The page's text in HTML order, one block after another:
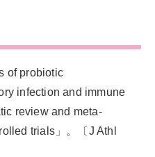
of probiotic
infection and immune
review and meta-
trials」。〔J Athl